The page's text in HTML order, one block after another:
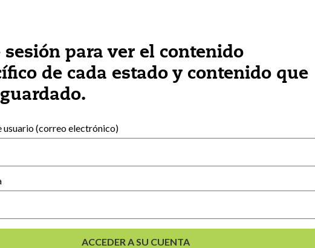
sesión para ver el contenido
de cada estado y contenido que
usuario (correo electrónico)
Recursos externos